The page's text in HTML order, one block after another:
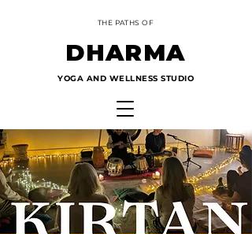
Cart
THE PATHS OF
DHARMA
YOGA AND WELLNESS STUDIO